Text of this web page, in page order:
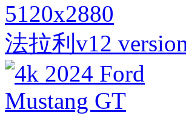
5120x2880
法拉利v12